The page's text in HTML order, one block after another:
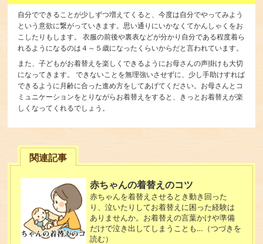
自分でできることが少しずつ増えてくると、今度は自分でやってみよう
という意欲に繋がっていきます。思い通りにいかなくてかんしゃくをお
こしたりもします。 衣服の前後や裏表などが分かり自分である程度着ら
れるようになるのは４～５歳になったくらいからだと言われています。
また、子どもがお着替えを楽しくできるようにお母さんの声掛けも大切
になってきます。 できないことを無理強いさせずに、少し手助けすれば
できるように月齢に合った進め方をしてあげてください。お母さんとコ
ミュニケーションをとりながらお着替えをすると、きっとお着替えが楽
しくなってくれるでしょう。
関連記事
赤ちゃんの着替えのコツ
赤ちゃんを着替えさせるとき動き回った
り、泣いたりしてお着替えに困った経験は
ありませんか。お着替えの言葉かけや準備
だけで泣き出してしまうことも…（つづきを
読む）